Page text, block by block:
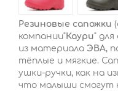
Резиновые сапожки
компании"Каури"
из материала ЭВА,
тёплые и мягкие.
ушки-ручки, как на
что малыши смогут